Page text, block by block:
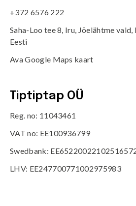
+372 6576 222
Saha-Loo tee 8, Iru, Jõelähtme
Eesti
Ava Google Maps kaart
Tiptiptap OÜ
Reg. no: 11043461
VAT no: EE100936799
Swedbank:
LHV: EE247700771002975983